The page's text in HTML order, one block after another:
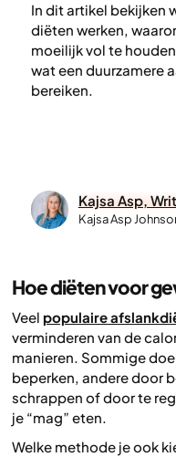
In dit artikel bekijken
diëten werken,
moeilijk vol te
wat een duurzamere
bereiken.
Kajsa Asp,
Kajsa Asp
Hoe diëten voor
Veel populaire
verminderen van de
manieren. Sommige
beperken, andere door
schrappen of door te
je “mag” eten.
Welke methode je ook